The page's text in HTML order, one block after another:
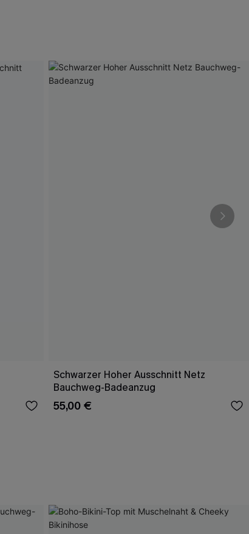
Schwarzer Hoher Ausschnitt Netz
Bauchweg-Badeanzug
55,00 €